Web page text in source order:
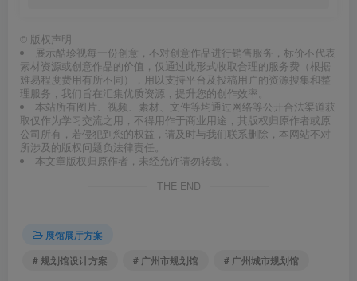
© 版权声明
展示酷珍视每一份创意，不对创意作品进行销售服务，标价不代表
素材资源或创意作品的价值，仅通过此形式收取合理的服务费（根据
难易程度费用有所不同），用以支持平台及投稿用户的资源搜集和整
理服务，我们旨在汇集优质资源，提升您的创作效率。
本站所有图片、视频、素材、文件等均通过网络等公开合法渠道获
取仅作为学习交流之用，不得用作于商业用途，其版权归原作者或原
公司所有，若侵犯到您的权益，请及时与我们联系删除，本网站不对
所涉及的版权问题负法律责任。
本文章版权归原作者，未经允许请勿转载 。
THE END
展馆展厅方案
# 规划馆设计方案
# 广州市规划馆 # 广州城市规划馆